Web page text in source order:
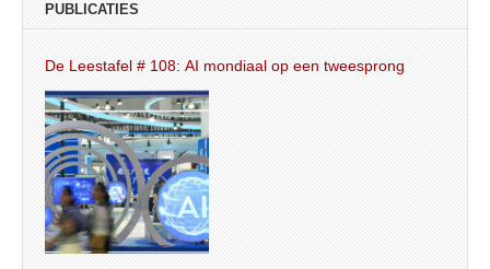
PUBLICATIES
De Leestafel # 108: AI mondiaal op een tweesprong